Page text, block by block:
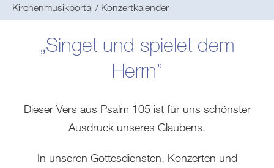
Sie
befinden
Kirchenmusikportal Konzertkalender
„Singet und spielet dem
Herrn”
Dieser Vers aus Psalm 105 ist für uns schönster
Ausdruck unseres Glaubens.
In unseren Gottesdiensten, Konzerten und